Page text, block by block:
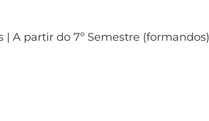
A partir do 7º Semestre (formandos)